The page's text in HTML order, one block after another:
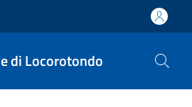
di Locorotondo